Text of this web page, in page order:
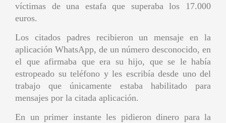
víctimas de una estafa que superaba los 17.000
euros.
Los citados padres recibieron un mensaje en la
aplicación WhatsApp, de un número desconocido, en
el que afirmaba que era su hijo, que se le había
estropeado su teléfono y les escribía desde uno del
trabajo que únicamente estaba habilitado para
mensajes por la citada aplicación.
En un primer instante les pidieron dinero para la